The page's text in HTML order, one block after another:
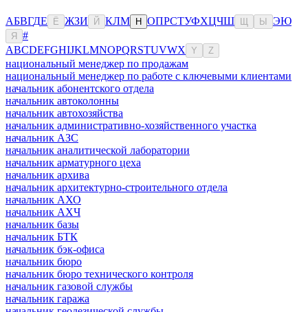
АБВГДЕ Ё ЖЗИ Й КЛМ Н ОПРСТУФХЦЧШ Ы ЭЮ
Я
#
ABCDEFGHIJKLMNOPQRSTUVWX Y Z
национальный менеджер по продажам
национальный менеджер по работе с ключевыми клиентами
начальник абонентского отдела
начальник автоколонны
начальник автохозяйства
начальник административно-хозяйственного участка
начальник АЗС
начальник аналитической лаборатории
начальник арматурного цеха
начальник архива
начальник архитектурно-строительного отдела
начальник АХО
начальник АХЧ
начальник базы
начальник БТК
начальник бэк-офиса
начальник бюро
начальник бюро технического контроля
начальник газовой службы
начальник гаража